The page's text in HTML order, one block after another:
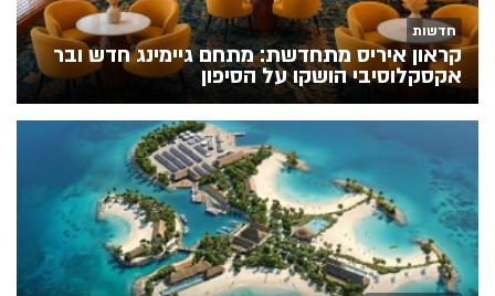
חדשות
קראון איריס מתחדשת: מתחם גיימינג חדש ובר
אקסקלוסיבי הושקו על הסיפון